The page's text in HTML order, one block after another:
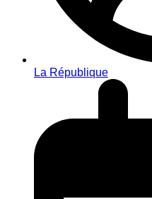
La République